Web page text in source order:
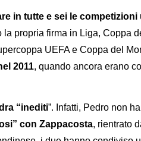
in tutte e sei le competizioni
la propria firma in Liga, Coppa
UEFA e Coppa del
2011, quando ancora erano
“inediti”. Infatti, Pedro non
con Zappacosta, rientrato